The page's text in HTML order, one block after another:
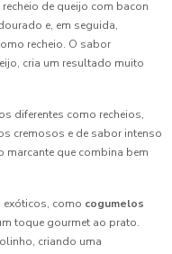
de queijo com bacon
e, em seguida,
recheio. O sabor
cria um resultado muito
diferentes como recheios,
cremosos e de sabor intenso
marcante que combina bem
exóticos, como cogumelos
toque gourmet ao prato.
criando uma